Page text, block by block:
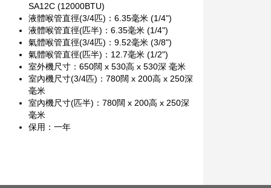
SA12C (12000BTU)
液體喉管直徑(3/4匹)：6.35毫米 (1/4")
液體喉管直徑(匹半)：6.35毫米 (1/4")
氣體喉管直徑(3/4匹)：9.52毫米 (3/8")
氣體喉管直徑(匹半)：12.7毫米 (1/2")
室外機尺寸：650闊 x 530高 x 530深 毫米
室內機尺寸(3/4匹)：780闊 x 200高 x 250深
毫米
室內機尺寸(匹半)：780闊 x 200高 x 250深
毫米
保用：一年